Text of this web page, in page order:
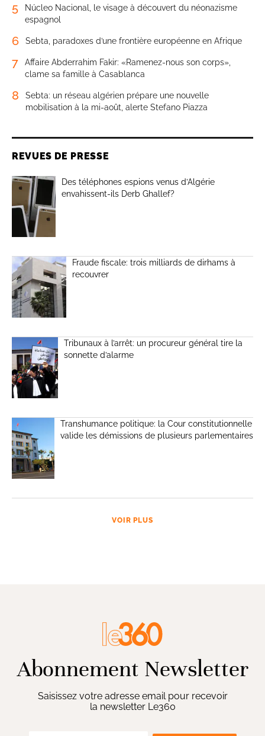
5
Núcleo Nacional, le visage à découvert du néonazisme
espagnol
6 Sebta, paradoxes d’une frontière européenne en Afrique
7
Affaire Abderrahim Fakir: «Ramenez-nous son corps»,
clame sa famille à Casablanca
8
Sebta: un réseau algérien prépare une nouvelle
mobilisation à la mi-août, alerte Stefano Piazza
REVUES DE PRESSE
Des téléphones espions venus d’Algérie
envahissent-ils Derb Ghallef?
Fraude fiscale: trois milliards de dirhams à
recouvrer
Tribunaux à l’arrêt: un procureur général tire la
sonnette d’alarme
Transhumance politique: la Cour constitutionnelle
valide les démissions de plusieurs parlementaires
VOIR PLUS
Abonnement Newsletter
Saisissez votre adresse email pour recevoir
la newsletter Le360